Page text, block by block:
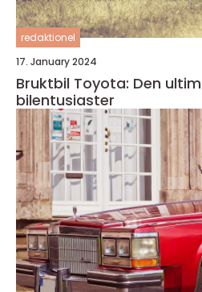
redaktionel
17. January 2024
Bruktbil Toyota: Den
bilentusiaster